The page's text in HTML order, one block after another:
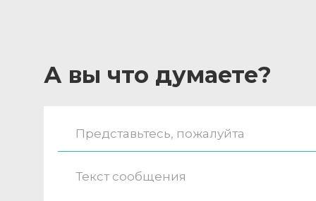
А вы что думаете?